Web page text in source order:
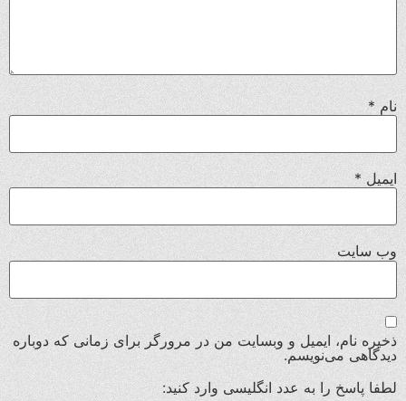
نام *
ایمیل *
وب‌ سایت
ذخیره نام، ایمیل و وبسایت من در مرورگر برای زمانی که دوباره
دیدگاهی می‌نویسم.
لطفا پاسخ را به عدد انگلیسی وارد کنید: